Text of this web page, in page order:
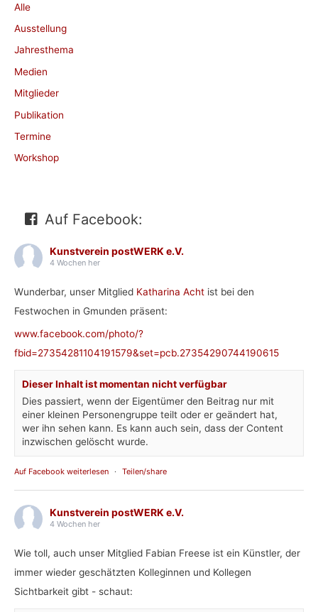
Alle
Ausstellung
Jahresthema
Medien
Mitglieder
Publikation
Termine
Workshop
Auf Facebook:
Kunstverein postWERK e.V.
4 Wochen her
Wunderbar, unser Mitglied Katharina Acht ist bei den
Festwochen in Gmunden präsent:
www.facebook.com/photo/?
fbid=27354281104191579&set=pcb.27354290744190615
Dieser Inhalt ist momentan nicht verfügbar
Dies passiert, wenn der Eigentümer den Beitrag nur mit
einer kleinen Personengruppe teilt oder er geändert hat,
wer ihn sehen kann. Es kann auch sein, dass der Content
inzwischen gelöscht wurde.
Auf Facebook weiterlesen · Teilen/share
Kunstverein postWERK e.V.
4 Wochen her
Wie toll, auch unser Mitglied Fabian Freese ist ein Künstler, der
immer wieder geschätzten Kolleginnen und Kollegen
Sichtbarkeit gibt - schaut: